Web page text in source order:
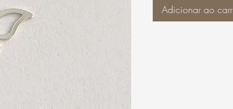
Adicionar ao